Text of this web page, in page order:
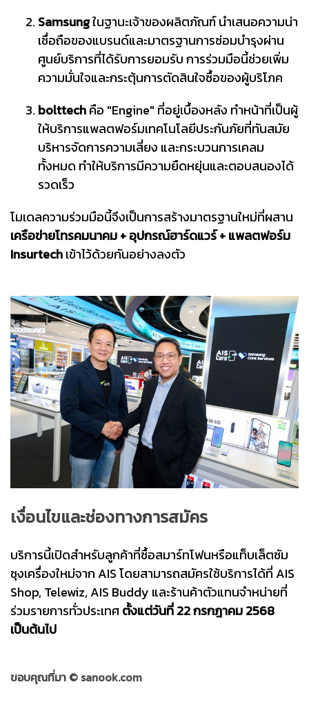
Samsungในฐานะเจ้าของผลิตภัณฑ์ นำเสนอความน่า
เชื่อถือของแบรนด์และมาตรฐานการซ่อมบำรุงผ่าน
ศูนย์บริการที่ได้รับการยอมรับ การร่วมมือนี้ช่วยเพิ่ม
ความมั่นใจและกระตุ้นการตัดสินใจซื้อของผู้บริโภค
bolttechคือ "Engine" ที่อยู่เบื้องหลัง ทำหน้าที่เป็นผู้
ให้บริการแพลตฟอร์มเทคโนโลยีประกันภัยที่ทันสมัย
บริหารจัดการความเสี่ยง และกระบวนการเคลม
ทั้งหมด ทำให้บริการมีความยืดหยุ่นและตอบสนองได้
รวดเร็ว
โมเดลความร่วมมือนี้จึงเป็นการสร้างมาตรฐานใหม่ที่ผสาน
เครือข่ายโทรคมนาคม + อุปกรณ์ฮาร์ดแวร์ + แพลตฟอร์ม
Insurtechเข้าไว้ด้วยกันอย่างลงตัว
เงื่อนไขและช่องทางการสมัคร
บริการนี้เปิดสำหรับลูกค้าที่ซื้อสมาร์ทโฟนหรือแท็บเล็ตซัม
ซุงเครื่องใหม่จาก AIS โดยสามารถสมัครใช้บริการได้ที่ AIS
Shop, Telewiz, AIS Buddy และร้านค้าตัวแทนจำหน่ายที่
ร่วมรายการทั่วประเทศตั้งแต่วันที่ 22 กรกฎาคม 2568
เป็นต้นไป
ขอบคุณที่มา © sanook.com